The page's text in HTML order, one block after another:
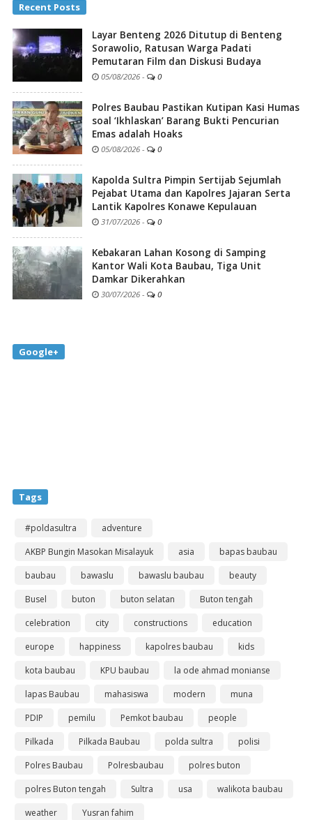
Recent Posts
Layar Benteng 2026 Ditutup di Benteng
Sorawolio, Ratusan Warga Padati
Pemutaran Film dan Diskusi Budaya
05/08/2026 - 0
Polres Baubau Pastikan Kutipan Kasi Humas
soal ‘Ikhlaskan’ Barang Bukti Pencurian
Emas adalah Hoaks
05/08/2026 - 0
Kapolda Sultra Pimpin Sertijab Sejumlah
Pejabat Utama dan Kapolres Jajaran Serta
Lantik Kapolres Konawe Kepulauan
31/07/2026 - 0
Kebakaran Lahan Kosong di Samping
Kantor Wali Kota Baubau, Tiga Unit
Damkar Dikerahkan
30/07/2026 - 0
Google+
Tags
#poldasultra
adventure
AKBP Bungin Masokan Misalayuk
asia
bapas baubau
baubau
bawaslu bawaslu baubau
beauty
Busel
buton buton selatan
Buton tengah
celebration
city constructions
education
europe
happiness kapolres baubau
kids
kota baubau
KPU baubau
la ode ahmad monianse
lapas Baubau
mahasiswa modern
muna
PDIP
pemilu Pemkot baubau
people
Pilkada
Pilkada Baubau polda sultra
polisi
Polres Baubau
Polresbaubau
polres buton
polres Buton tengah
Sultra usa
walikota baubau
weather
Yusran fahim